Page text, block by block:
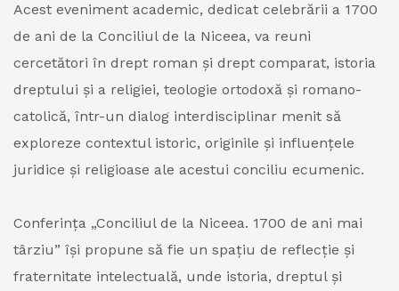
Acest eveniment academic, dedicat celebrării a 1700
de ani de la Conciliul de la Niceea, va reuni
cercetători în drept roman și drept comparat, istoria
dreptului și a religiei, teologie ortodoxă și romano-
catolică, într-un dialog interdisciplinar menit să
exploreze contextul istoric, originile și influențele
juridice și religioase ale acestui conciliu ecumenic.
Conferința „Conciliul de la Niceea. 1700 de ani mai
târziu” își propune să fie un spațiu de reflecție și
fraternitate intelectuală, unde istoria, dreptul și